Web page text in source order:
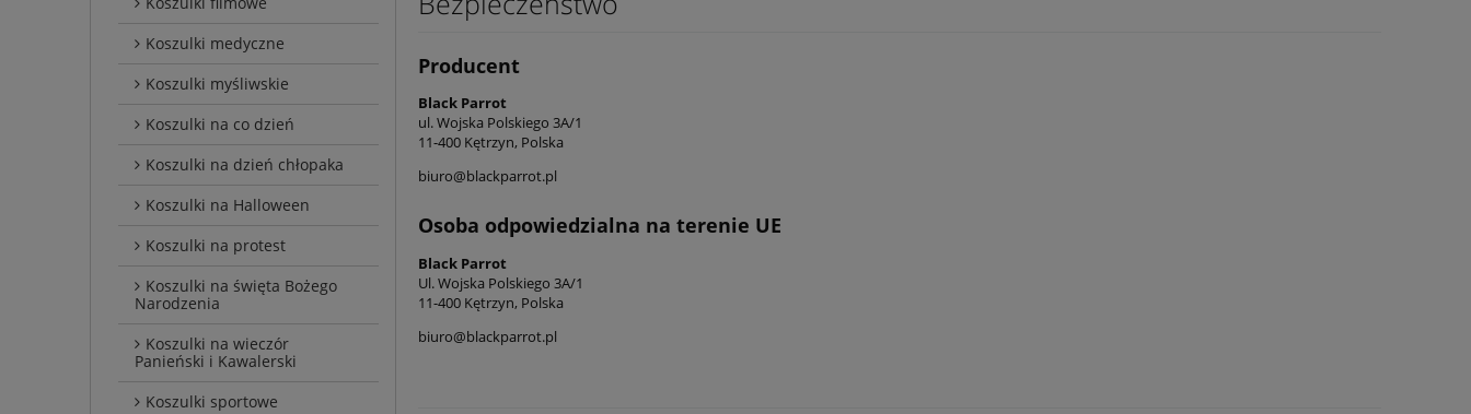
Koszulki medyczne
Koszulki myśliwskie
Koszulki na co dzień
Koszulki na dzień chłopaka
Koszulki na Halloween
Koszulki na protest
Koszulki na święta Bożego
Narodzenia
Koszulki na wieczór
Panieński i Kawalerski
Koszulki sportowe
Producent
Black Parrot
ul. Wojska Polskiego 3A/1
11-400 Kętrzyn, Polska
biuro@blackparrot.pl
Osoba odpowiedzialna na terenie UE
Black Parrot
Ul. Wojska Polskiego 3A/1
11-400 Kętrzyn, Polska
biuro@blackparrot.pl